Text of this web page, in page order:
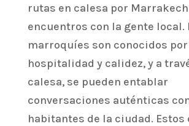
rutas en calesa por
encuentros con la gente local.
marroquíes son conocidos
hospitalidad y calidez, y a
calesa, se pueden entablar
conversaciones auténticas
habitantes de la ciudad. Estos